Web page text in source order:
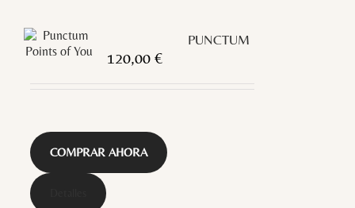
PUNCTUM
120,00 €
COMPRAR AHORA